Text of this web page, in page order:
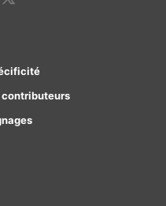
contributeurs